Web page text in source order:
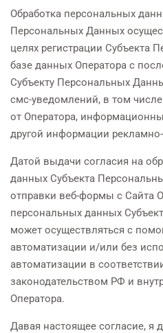
Обработка персональных
Персональных Данных
целях регистрации Субъекта
базе данных Оператора с
Субъекту Персональных
смс-уведомлений, в том
от Оператора,
другой информации
Датой выдачи согласия на
данных Субъекта
отправки веб-формы с Сайта
персональных данных
может осуществляться с
автоматизации и/или без
автоматизации в
законодательством РФ и
Оператора.
Давая настоящее согласие, я